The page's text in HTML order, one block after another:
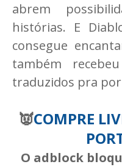
abrem
histórias. E
consegue
também
traduzidos pra
👿COMPRE
O adblock